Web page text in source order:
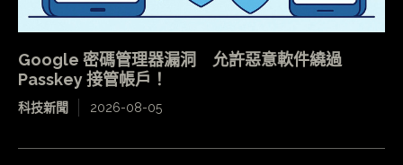
Google 密碼管理器漏洞 允許惡意軟件繞過
Passkey 接管帳戶！
科技新聞 2026-08-05